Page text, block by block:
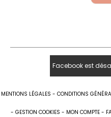
Facebook est
MENTIONS LÉGALES CONDITIONS
GESTION COOKIES MON COMPTE